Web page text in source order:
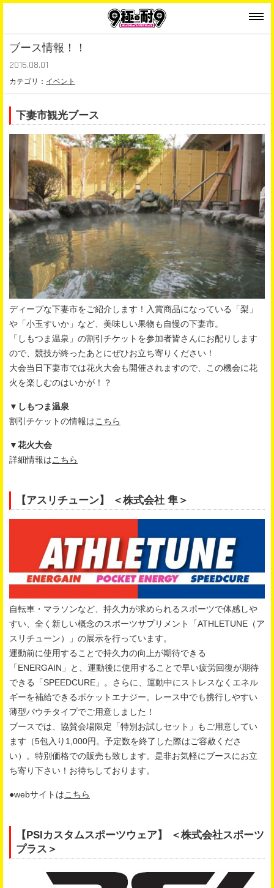
ブース情報！！
2016.08.01
カテゴリ： イベント
下妻市観光ブース
ディープな下妻市をご紹介します！入賞商品になっている「梨」
や「小玉すいか」など、美味しい果物も自慢の下妻市。
「しもつま温泉」の割引チケットを参加者皆さんにお配りします
ので、競技が終ったあとにぜひお立ち寄りください！
大会当日下妻市では花火大会も開催されますので、この機会に花
火を楽しむのはいかが！？
▼しもつま温泉
割引チケットの情報はこちら
▼花火大会
詳細情報はこちら
【アスリチューン】 ＜株式会社 隼＞
自転車・マラソンなど、持久力が求められるスポーツで体感しや
すい、全く新しい概念のスポーツサプリメント「ATHLETUNE（ア
スリチューン）」の展示を行っています。
運動前に使用することで持久力の向上が期待できる
「ENERGAIN」と、運動後に使用することで早い疲労回復が期待
できる「SPEEDCURE」。さらに、運動中にストレスなくエネル
ギーを補給できるポケットエナジー。レース中でも携行しやすい
薄型パウチタイプでご用意しました！
ブースでは、協賛会場限定「特別お試しセット」もご用意してい
ます（5包入り1,000円。予定数を終了した際はご容赦くださ
い）。特別価格での販売も致します。是非お気軽にブースにお立
ち寄り下さい！お待ちしております。
●webサイトはこちら
【PSIカスタムスポーツウェア】 ＜株式会社スポーツ
プラス＞